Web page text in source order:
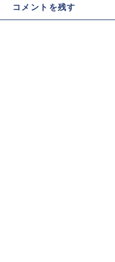
コメントを残す